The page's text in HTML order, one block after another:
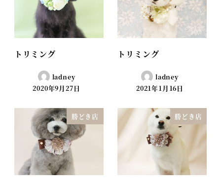
トリミング
ladney
2020年9月27日
トリミング
ladney
2021年1月16日
勝どき店 勝どき店